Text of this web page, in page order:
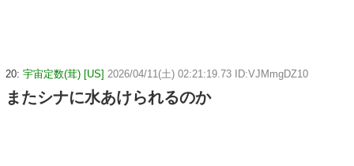
20: 宇宙定数(茸) [US] 2026/04/11(土) 02:21:19.73 ID:VJMmgDZ10
またシナに水あけられるのか